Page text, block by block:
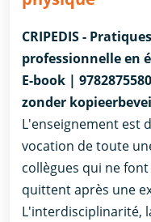
CRIPEDIS -
professionnelle en
E-book |
zonder
L'enseignement est
vocation de toute
collègues qui ne
quittent après une
L'interdisciplinarité,